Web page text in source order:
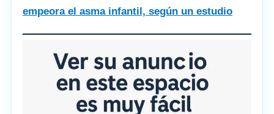
empeora el asma infantil, según un estudio